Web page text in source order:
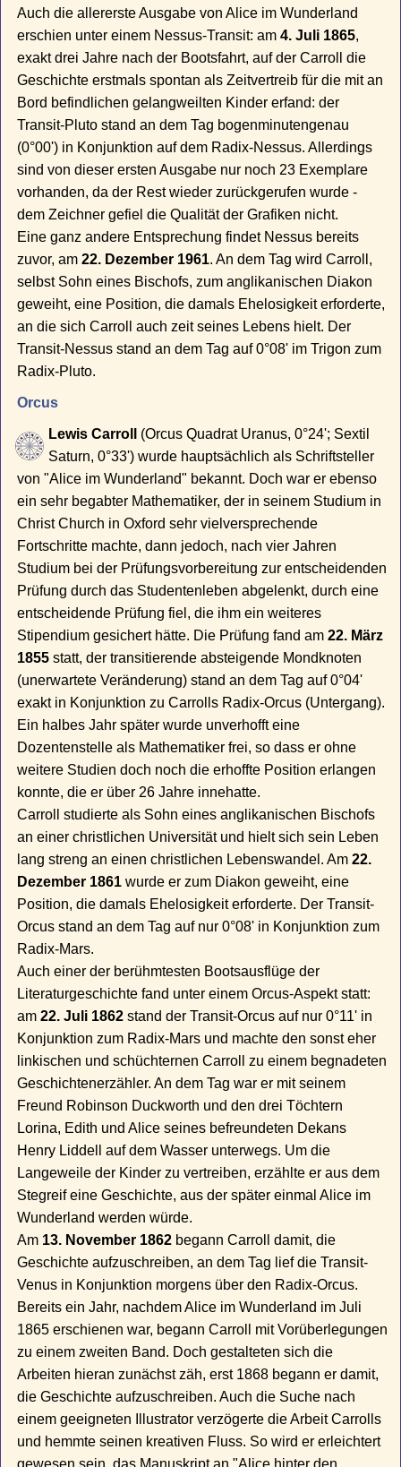
Auch die allererste Ausgabe von Alice im Wunderland
erschien unter einem Nessus-Transit: am4. Juli 1865,
exakt drei Jahre nach der Bootsfahrt, auf der Carroll die
Geschichte erstmals spontan als Zeitvertreib für die mit an
Bord befindlichen gelangweilten Kinder erfand: der
Transit-Pluto stand an dem Tag bogenminutengenau
(0°00') in Konjunktion auf dem Radix-Nessus. Allerdings
sind von dieser ersten Ausgabe nur noch 23 Exemplare
vorhanden, da der Rest wieder zurückgerufen wurde -
dem Zeichner gefiel die Qualität der Grafiken nicht.
Eine ganz andere Entsprechung findet Nessus bereits
zuvor, am22. Dezember 1961. An dem Tag wird Carroll,
selbst Sohn eines Bischofs, zum anglikanischen Diakon
geweiht, eine Position, die damals Ehelosigkeit erforderte,
an die sich Carroll auch zeit seines Lebens hielt. Der
Transit-Nessus stand an dem Tag auf 0°08' im Trigon zum
Radix-Pluto.
Orcus
Lewis Carroll
(Orcus Quadrat Uranus, 0°24'; Sextil
Saturn, 0°33') wurde hauptsächlich als Schriftsteller
von "Alice im Wunderland" bekannt. Doch war er ebenso
ein sehr begabter Mathematiker, der in seinem Studium in
Christ Church in Oxford sehr vielversprechende
Fortschritte machte, dann jedoch, nach vier Jahren
Studium bei der Prüfungsvorbereitung zur entscheidenden
Prüfung durch das Studentenleben abgelenkt, durch eine
entscheidende Prüfung fiel, die ihm ein weiteres
Stipendium gesichert hätte. Die Prüfung fand am22. März
1855 statt, der transitierende absteigende Mondknoten
(unerwartete Veränderung) stand an dem Tag auf 0°04'
exakt in Konjunktion zu Carrolls Radix-Orcus (Untergang).
Ein halbes Jahr später wurde unverhofft eine
Dozentenstelle als Mathematiker frei, so dass er ohne
weitere Studien doch noch die erhoffte Position erlangen
konnte, die er über 26 Jahre innehatte.
Carroll studierte als Sohn eines anglikanischen Bischofs
an einer christlichen Universität und hielt sich sein Leben
lang streng an einen christlichen Lebenswandel. Am22.
Dezember 1861 wurde er zum Diakon geweiht, eine
Position, die damals Ehelosigkeit erforderte. Der Transit-
Orcus stand an dem Tag auf nur 0°08' in Konjunktion zum
Radix-Mars.
Auch einer der berühmtesten Bootsausflüge der
Literaturgeschichte fand unter einem Orcus-Aspekt statt:
am22. Juli 1862 stand der Transit-Orcus auf nur 0°11' in
Konjunktion zum Radix-Mars und machte den sonst eher
linkischen und schüchternen Carroll zu einem begnadeten
Geschichtenerzähler. An dem Tag war er mit seinem
Freund Robinson Duckworth und den drei Töchtern
Lorina, Edith und Alice seines befreundeten Dekans
Henry Liddell auf dem Wasser unterwegs. Um die
Langeweile der Kinder zu vertreiben, erzählte er aus dem
Stegreif eine Geschichte, aus der später einmal Alice im
Wunderland werden würde.
Am 13. November 1862 begann Carroll damit, die
Geschichte aufzuschreiben, an dem Tag lief die Transit-
Venus in Konjunktion morgens über den Radix-Orcus.
Bereits ein Jahr, nachdem Alice im Wunderland im Juli
1865 erschienen war, begann Carroll mit Vorüberlegungen
zu einem zweiten Band. Doch gestalteten sich die
Arbeiten hieran zunächst zäh, erst 1868 begann er damit,
die Geschichte aufzuschreiben. Auch die Suche nach
einem geeigneten Illustrator verzögerte die Arbeit Carrolls
und hemmte seinen kreativen Fluss. So wird er erleichtert